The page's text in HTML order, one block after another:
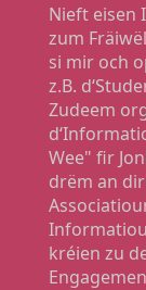
Nieft eisen
zum
si mir och
z.B.
Zudeem
Wee" fir
drëm an
kréien zu